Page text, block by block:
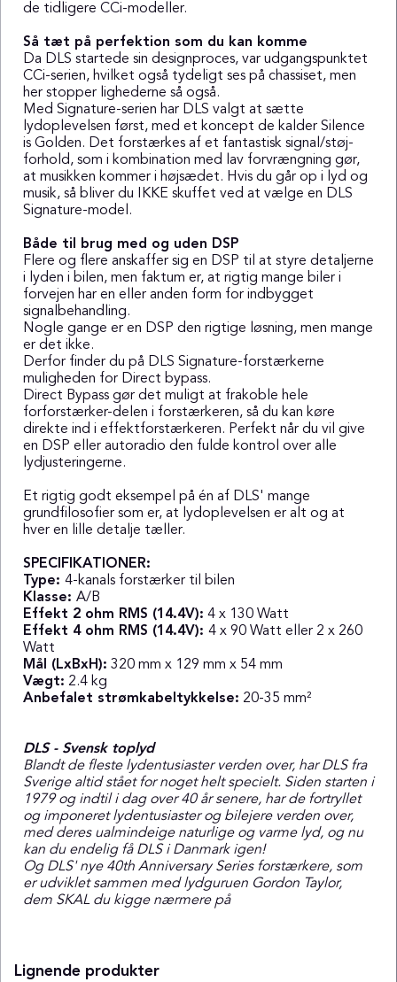
de tidligere CCi-modeller.
Så tæt på perfektion som du kan komme
Da DLS startede sin designproces, var udgangspunktet
CCi-serien, hvilket også tydeligt ses på chassiset, men
her stopper lighederne så også.
Med Signature-serien har DLS valgt at sætte
lydoplevelsen først, med et koncept de kalder Silence
is Golden. Det forstærkes af et fantastisk signal/støj-
forhold, som i kombination med lav forvrængning gør,
at musikken kommer i højsædet. Hvis du går op i lyd og
musik, så bliver du IKKE skuffet ved at vælge en DLS
Signature-model.
Både til brug med og uden DSP
Flere og flere anskaffer sig en DSP til at styre detaljerne
i lyden i bilen, men faktum er, at rigtig mange biler i
forvejen har en eller anden form for indbygget
signalbehandling.
Nogle gange er en DSP den rigtige løsning, men mange
er det ikke.
Derfor finder du på DLS Signature-forstærkerne
muligheden for Direct bypass.
Direct Bypass gør det muligt at frakoble hele
forforstærker-delen i forstærkeren, så du kan køre
direkte ind i effektforstærkeren. Perfekt når du vil give
en DSP eller autoradio den fulde kontrol over alle
lydjusteringerne.
Et rigtig godt eksempel på én af DLS' mange
grundfilosofier som er, at lydoplevelsen er alt og at
hver en lille detalje tæller.
SPECIFIKATIONER:
Type: 4-kanals forstærker til bilen
Klasse: A/B
Effekt 2 ohm RMS (14.4V): 4 x 130 Watt
Effekt 4 ohm RMS (14.4V): 4 x 90 Watt eller 2 x 260
Watt
Mål (LxBxH): 320 mm x 129 mm x 54 mm
Vægt: 2.4 kg
Anbefalet strømkabeltykkelse: 20-35 mm²
DLS - Svensk toplyd
Blandt de fleste lydentusiaster verden over, har DLS fra
Sverige altid stået for noget helt specielt. Siden starten i
1979 og indtil i dag over 40 år senere, har de fortryllet
og imponeret lydentusiaster og bilejere verden over,
med deres ualmindeige naturlige og varme lyd, og nu
kan du endelig få DLS i Danmark igen!
Og DLS' nye 40th Anniversary Series forstærkere, som
er udviklet sammen med lydguruen Gordon Taylor,
dem SKAL du kigge nærmere på
Lignende produkter